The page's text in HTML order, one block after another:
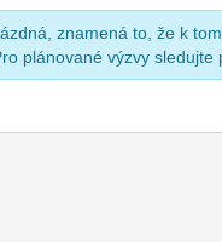
znamená to, že k
plánované výzvy sledujte